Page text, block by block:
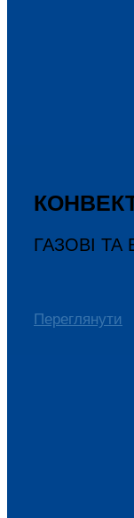
ГАЗОВІ ТА
Переглянути